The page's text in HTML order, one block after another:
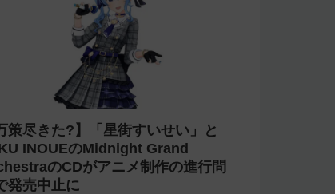
策尽きた?】「星街すいせい」と
INOUEのMidnight Grand
のCDがアニメ制作の進行問
発売中止に